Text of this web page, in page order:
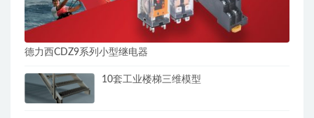
德力西CDZ9系列小型继电器
10套工业楼梯三维模型